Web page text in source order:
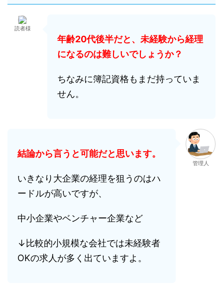
読者様
年齢20代後半だと、 未経験から経理
になるのは難しいでしょうか？
ちなみに簿記資格もまだ持っていま
せん。
結論から言うと可能だと思います。
いきなり大企業の経理を狙うのはハ
ードルが高いですが、
中小企業やベンチャー企業など
↓比較的小規模な会社では未経験者
OKの求人が多く出ていますよ。
管理人